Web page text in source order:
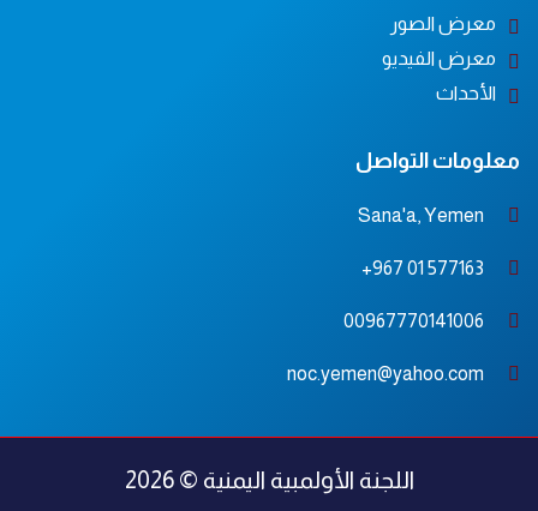
معرض الصور
معرض الفيديو
الأحداث
معلومات التواصل
Sana'a, Yemen
577163 01 967+
00967770141006
noc.yemen@yahoo.com
اللجنة الأولمبية اليمنية © 2026